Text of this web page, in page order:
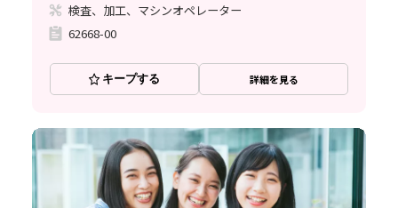
検査、加工、マシンオペレーター
62668-00
キープする 詳細を見る